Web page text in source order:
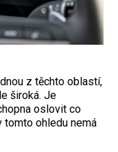
z těchto oblastí,
široká. Je
oslovit co
tomto ohledu nemá